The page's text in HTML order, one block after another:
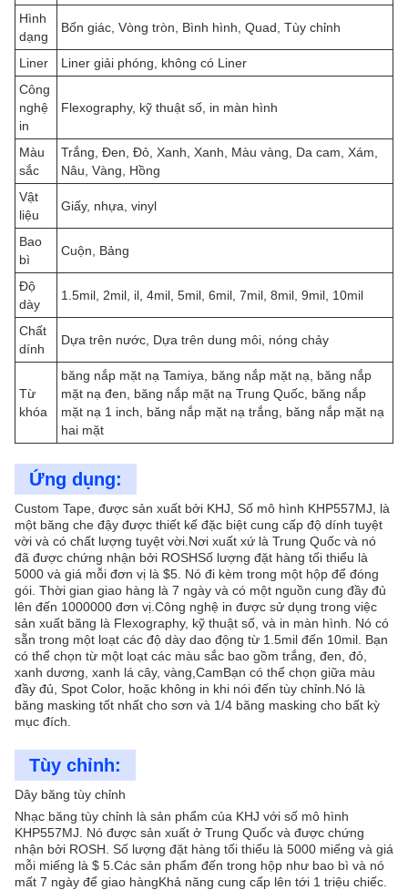
Hình
dạng
Bốn giác, Vòng tròn, Bình hình, Quad, Tùy chỉnh
Liner
Liner giải phóng, không có Liner
Công
nghệ
in
Flexography, kỹ thuật số, in màn hình
Màu
sắc
Trắng, Đen, Đỏ, Xanh, Xanh, Màu vàng, Da cam, Xám,
Nâu, Vàng, Hồng
Vật
liệu
Giấy, nhựa, vinyl
Bao
bì
Cuộn, Bảng
Độ
dày
1.5mil, 2mil, il, 4mil, 5mil, 6mil, 7mil, 8mil, 9mil, 10mil
Chất
dính
Dựa trên nước, Dựa trên dung môi, nóng chảy
Từ
khóa
băng nắp mặt nạ Tamiya, băng nắp mặt nạ, băng nắp
mặt nạ đen, băng nắp mặt nạ Trung Quốc, băng nắp
mặt nạ 1 inch, băng nắp mặt nạ trắng, băng nắp mặt nạ
hai mặt
Ứng dụng:
Custom Tape, được sản xuất bởi KHJ, Số mô hình KHP557MJ, là
một băng che đậy được thiết kế đặc biệt cung cấp độ dính tuyệt
vời và có chất lượng tuyệt vời.Nơi xuất xứ là Trung Quốc và nó
đã được chứng nhận bởi ROSHSố lượng đặt hàng tối thiểu là
5000 và giá mỗi đơn vị là $5. Nó đi kèm trong một hộp để đóng
gói. Thời gian giao hàng là 7 ngày và có một nguồn cung đầy đủ
lên đến 1000000 đơn vị.Công nghệ in được sử dụng trong việc
sản xuất băng là Flexography, kỹ thuật số, và in màn hình. Nó có
sẵn trong một loạt các độ dày dao động từ 1.5mil đến 10mil. Bạn
có thể chọn từ một loạt các màu sắc bao gồm trắng, đen, đỏ,
xanh dương, xanh lá cây, vàng,CamBạn có thể chọn giữa màu
đầy đủ, Spot Color, hoặc không in khi nói đến tùy chỉnh.Nó là
băng masking tốt nhất cho sơn và 1/4 băng masking cho bất kỳ
mục đích.
Tùy chỉnh:
Dây băng tùy chỉnh
Nhạc băng tùy chỉnh là sản phẩm của KHJ với số mô hình
KHP557MJ. Nó được sản xuất ở Trung Quốc và được chứng
nhận bởi ROSH. Số lượng đặt hàng tối thiểu là 5000 miếng và giá
mỗi miếng là $ 5.Các sản phẩm đến trong hộp như bao bì và nó
mất 7 ngày để giao hàngKhả năng cung cấp lên tới 1 triệu chiếc.